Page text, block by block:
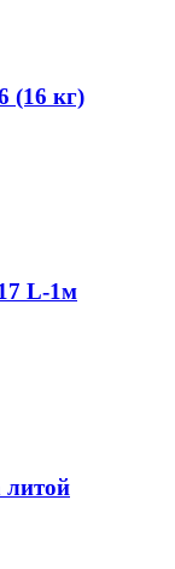
(16 кг)
L-1м
литой